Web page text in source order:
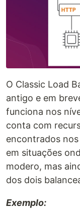
O Classic Load
antigo e em
funciona nos
conta com
encontrados nos
em situações
modero, mas
dos dois
Exemplo: